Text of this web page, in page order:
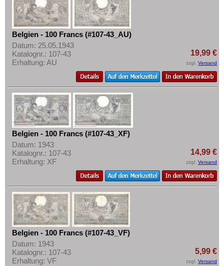
Belgien - 100 Francs (#107-43_AU)
Datum: 25.05.1943
Katalognr.: 107-43
Erhaltung: AU
19,99 €
zzgl. Versand
Belgien - 100 Francs (#107-43_XF)
Datum: 1943
Katalognr.: 107-43
Erhaltung: XF
14,99 €
zzgl. Versand
Belgien - 100 Francs (#107-43_VF)
Datum: 1943
Katalognr.: 107-43
Erhaltung: VF
5,99 €
zzgl. Versand